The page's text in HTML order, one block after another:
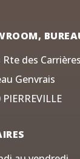
Rte des
Genvrais